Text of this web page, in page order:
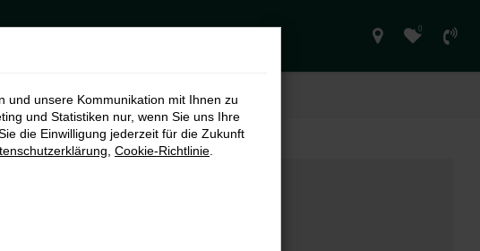
0
und unsere Kommunikation mit Ihnen zu
und Statistiken nur, wenn Sie uns Ihre
die Einwilligung jederzeit für die Zukunft
Cookie-Richtlinie